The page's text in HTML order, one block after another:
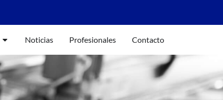
Noticias Profesionales Contacto